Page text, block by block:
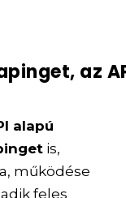
az
alapú
is,
működése
feles